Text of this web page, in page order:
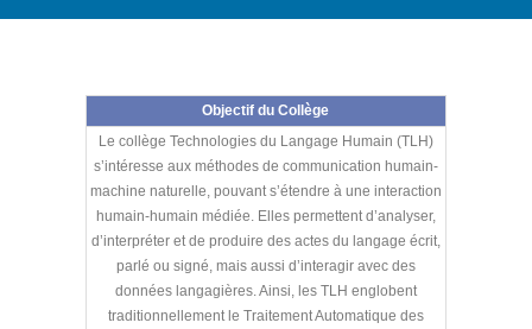
Objectif du Collège
Le collège Technologies du Langage Humain (TLH)
s’intéresse aux méthodes de communication humain-
machine naturelle, pouvant s’étendre à une interaction
humain-humain médiée. Elles permettent d’analyser,
d’interpréter et de produire des actes du langage écrit,
parlé ou signé, mais aussi d’interagir avec des
données langagières. Ainsi, les TLH englobent
traditionnellement le Traitement Automatique des